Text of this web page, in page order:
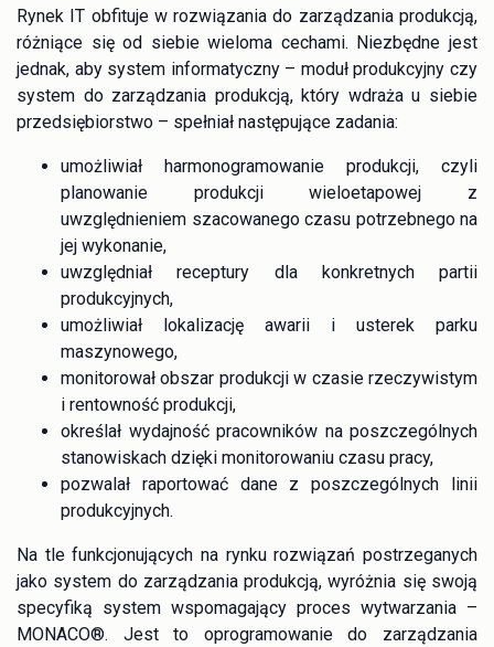
Rynek IT obfituje w rozwiązania do zarządzania produkcją,
różniące się od siebie wieloma cechami. Niezbędne jest
jednak, aby system informatyczny – moduł produkcyjny czy
system do zarządzania produkcją, który wdraża u siebie
przedsiębiorstwo – spełniał następujące zadania:
umożliwiał harmonogramowanie produkcji, czyli
planowanie produkcji wieloetapowej z
uwzględnieniem szacowanego czasu potrzebnego na
jej wykonanie,
uwzględniał receptury dla konkretnych partii
produkcyjnych,
umożliwiał lokalizację awarii i usterek parku
maszynowego,
monitorował obszar produkcji w czasie rzeczywistym
i rentowność produkcji,
określał wydajność pracowników na poszczególnych
stanowiskach dzięki monitorowaniu czasu pracy,
pozwalał raportować dane z poszczególnych linii
produkcyjnych.
Na tle funkcjonujących na rynku rozwiązań postrzeganych
jako system do zarządzania produkcją, wyróżnia się swoją
specyfiką system wspomagający proces wytwarzania –
MONACO®. Jest to oprogramowanie do zarządzania